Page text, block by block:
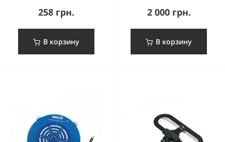
258 грн.
В корзину
2 000 грн.
В корзину